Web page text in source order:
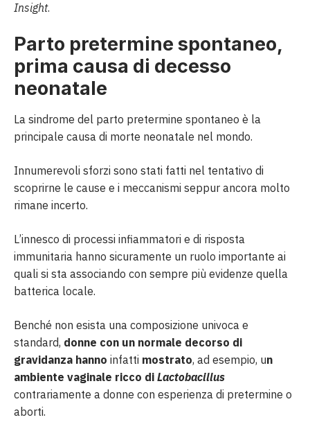
Insight.
Parto pretermine spontaneo,
prima causa di decesso
neonatale
La sindrome del parto pretermine spontaneo è la
principale causa di morte neonatale nel mondo.
Innumerevoli sforzi sono stati fatti nel tentativo di
scoprirne le cause e i meccanismi seppur ancora molto
rimane incerto.
L’innesco di processi infiammatori e di risposta
immunitaria hanno sicuramente un ruolo importante ai
quali si sta associando con sempre più evidenze quella
batterica locale.
Benché non esista una composizione univoca e
standard, donne con un normale decorso di
gravidanza hanno infatti mostrato, ad esempio, un
ambiente vaginale ricco di Lactobacillus
contrariamente a donne con esperienza di pretermine o
aborti.